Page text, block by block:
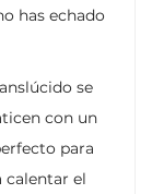
has echado
se
con un
para
calentar el